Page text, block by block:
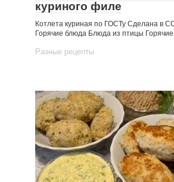
куриного филе
Котлета куриная по ГОСТу Сделана в
Горячие блюда Блюда из птицы Горячие
Разные рецепты